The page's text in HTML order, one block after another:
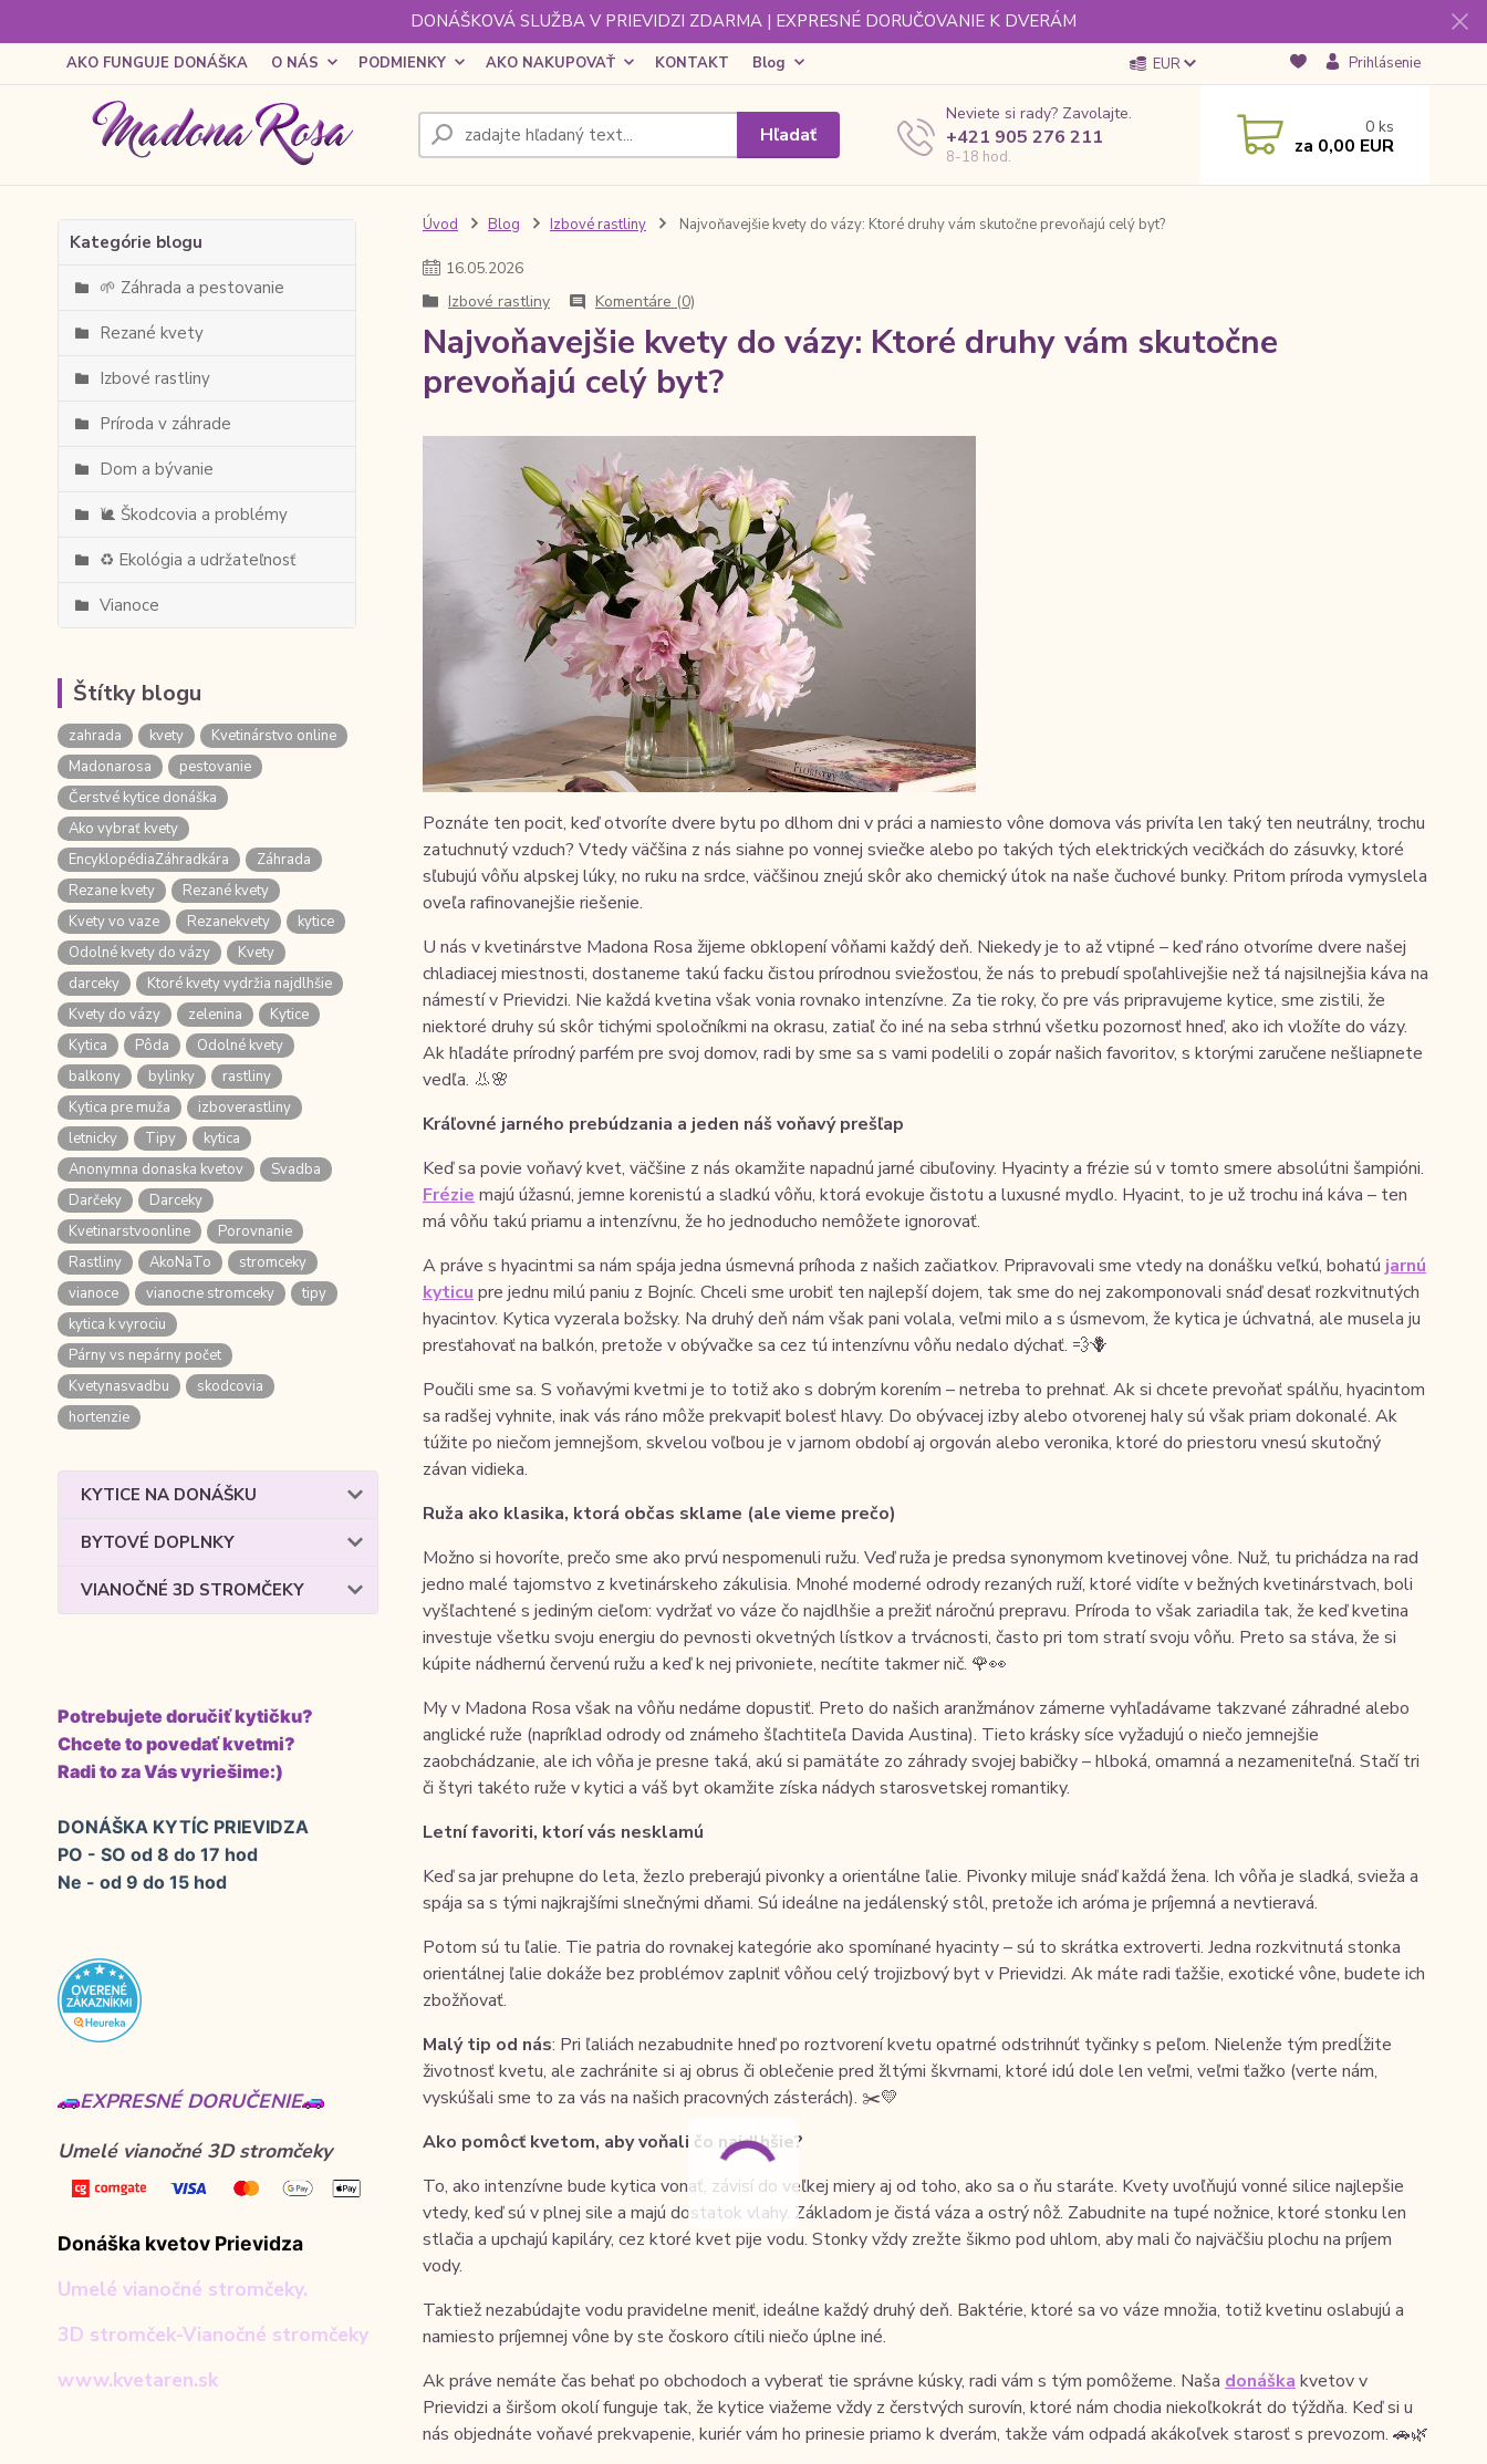
DONÁŠKOVÁ SLUŽBA V PRIEVIDZI ZDARMA | EXPRESNÉ DORUČOVANIE K DVERÁM
AKO FUNGUJE DONÁŠKA O NÁS PODMIENKY AKO NAKUPOVAŤ KONTAKT Blog EUR Prihlásenie
Hľadať
Neviete si rady? Zavolajte.
+421 905 276 211
8-18 hod.
0 ks
za 0,00 EUR
Kategórie blogu
🌱 Záhrada a pestovanie
Rezané kvety
Izbové rastliny
Príroda v záhrade
Dom a bývanie
🐌 Škodcovia a problémy
♻️ Ekológia a udržateľnosť
Vianoce
Štítky blogu
zahrada kvety
Kvetinárstvo online
Madonarosa
pestovanie
Čerstvé kytice donáška
Ako vybrať kvety
EncyklopédiaZáhradkára
Záhrada
Rezane kvety
Rezané kvety
Kvety vo vaze
Rezanekvety
kytice
Odolné kvety do vázy
Kvety
darceky
Ktoré kvety vydržia najdlhšie
Kvety do vázy
zelenina
Kytice
Kytica
Pôda
Odolné kvety
balkony
bylinky
rastliny
Kytica pre muža
izboverastliny
letnicky
Tipy
kytica
Anonymna donaska kvetov
Svadba
Darčeky
Darceky
Kvetinarstvoonline
Porovnanie
Rastliny
AkoNaTo
stromceky
vianoce
vianocne stromceky
tipy
kytica k vyrociu
Párny vs nepárny počet
Kvetynasvadbu
skodcovia
hortenzie
KYTICE NA DONÁŠKU
BYTOVÉ DOPLNKY
VIANOČNÉ 3D STROMČEKY
Potrebujete doručiť kytičku?
Chcete to povedať kvetmi?
Radi to za Vás vyriešime:)
DONÁŠKA KYTÍC PRIEVIDZA
PO - SO od 8 do 17 hod
Ne - od 9 do 15 hod
EXPRESNÉ DORUČENIE
Umelé vianočné 3D stromčeky
Donáška kvetov Prievidza
Umelé vianočné stromčeky.
3D stromček-Vianočné stromčeky
www.kvetaren.sk
Úvod Blog Izbové rastliny Najvoňavejšie kvety do vázy: Ktoré druhy vám skutočne prevoňajú celý byt?
16.05.2026
Izbové rastliny
Komentáre (0)
Najvoňavejšie kvety do vázy: Ktoré druhy vám skutočne
prevoňajú celý byt?
Poznáte ten pocit, keď otvoríte dvere bytu po dlhom dni v práci a namiesto vône domova vás privíta len taký ten neutrálny, trochu
zatuchnutý vzduch? Vtedy väčšina z nás siahne po vonnej sviečke alebo po takých tých elektrických vecičkách do zásuvky, ktoré
sľubujú vôňu alpskej lúky, no ruku na srdce, väčšinou znejú skôr ako chemický útok na naše čuchové bunky. Pritom príroda vymyslela
oveľa rafinovanejšie riešenie.
U nás v kvetinárstve Madona Rosa žijeme obklopení vôňami každý deň. Niekedy je to až vtipné – keď ráno otvoríme dvere našej
chladiacej miestnosti, dostaneme takú facku čistou prírodnou sviežosťou, že nás to prebudí spoľahlivejšie než tá najsilnejšia káva na
námestí v Prievidzi. Nie každá kvetina však vonia rovnako intenzívne. Za tie roky, čo pre vás pripravujeme kytice, sme zistili, že
niektoré druhy sú skôr tichými spoločníkmi na okrasu, zatiaľ čo iné na seba strhnú všetku pozornosť hneď, ako ich vložíte do vázy.
Ak hľadáte prírodný parfém pre svoj domov, radi by sme sa s vami podelili o zopár našich favoritov, s ktorými zaručene nešliapnete
vedľa. 👃🌸
Kráľovné jarného prebúdzania a jeden náš voňavý prešľap
Keď sa povie voňavý kvet, väčšine z nás okamžite napadnú jarné cibuľoviny. Hyacinty a frézie sú v tomto smere absolútni šampióni.
Frézie majú úžasnú, jemne korenistú a sladkú vôňu, ktorá evokuje čistotu a luxusné mydlo. Hyacint, to je už trochu iná káva – ten
má vôňu takú priamu a intenzívnu, že ho jednoducho nemôžete ignorovať.
A práve s hyacintmi sa nám spája jedna úsmevná príhoda z našich začiatkov. Pripravovali sme vtedy na donášku veľkú, bohatú jarnú
kyticu pre jednu milú paniu z Bojníc. Chceli sme urobiť ten najlepší dojem, tak sme do nej zakomponovali snáď desať rozkvitnutých
hyacintov. Kytica vyzerala božsky. Na druhý deň nám však pani volala, veľmi milo a s úsmevom, že kytica je úchvatná, ale musela ju
presťahovať na balkón, pretože v obývačke sa cez tú intenzívnu vôňu nedalo dýchať. 💨🪻
Poučili sme sa. S voňavými kvetmi je to totiž ako s dobrým korením – netreba to prehnať. Ak si chcete prevoňať spálňu, hyacintom
sa radšej vyhnite, inak vás ráno môže prekvapiť bolesť hlavy. Do obývacej izby alebo otvorenej haly sú však priam dokonalé. Ak
túžite po niečom jemnejšom, skvelou voľbou je v jarnom období aj orgován alebo veronika, ktoré do priestoru vnesú skutočný
závan vidieka.
Ruža ako klasika, ktorá občas sklame (ale vieme prečo)
Možno si hovoríte, prečo sme ako prvú nespomenuli ružu. Veď ruža je predsa synonymom kvetinovej vône. Nuž, tu prichádza na rad
jedno malé tajomstvo z kvetinárskeho zákulisia. Mnohé moderné odrody rezaných ruží, ktoré vidíte v bežných kvetinárstvach, boli
vyšľachtené s jediným cieľom: vydržať vo váze čo najdlhšie a prežiť náročnú prepravu. Príroda to však zariadila tak, že keď kvetina
investuje všetku svoju energiu do pevnosti okvetných lístkov a trvácnosti, často pri tom stratí svoju vôňu. Preto sa stáva, že si
kúpite nádhernú červenú ružu a keď k nej privoniete, necítite takmer nič. 🌹👀
My v Madona Rosa však na vôňu nedáme dopustiť. Preto do našich aranžmánov zámerne vyhľadávame takzvané záhradné alebo
anglické ruže (napríklad odrody od známeho šľachtiteľa Davida Austina). Tieto krásky síce vyžadujú o niečo jemnejšie
zaobchádzanie, ale ich vôňa je presne taká, akú si pamätáte zo záhrady svojej babičky – hlboká, omamná a nezameniteľná. Stačí tri
či štyri takéto ruže v kytici a váš byt okamžite získa nádych starosvetskej romantiky.
Letní favoriti, ktorí vás nesklamú
Keď sa jar prehupne do leta, žezlo preberajú pivonky a orientálne ľalie. Pivonky miluje snáď každá žena. Ich vôňa je sladká, svieža a
spája sa s tými najkrajšími slnečnými dňami. Sú ideálne na jedálenský stôl, pretože ich aróma je príjemná a nevtieravá.
Potom sú tu ľalie. Tie patria do rovnakej kategórie ako spomínané hyacinty – sú to skrátka extroverti. Jedna rozkvitnutá stonka
orientálnej ľalie dokáže bez problémov zaplniť vôňou celý trojizbový byt v Prievidzi. Ak máte radi ťažšie, exotické vône, budete ich
zbožňovať.
Malý tip od nás: Pri ľaliách nezabudnite hneď po roztvorení kvetu opatrné odstrihnúť tyčinky s peľom. Nielenže tým predĺžite
životnosť kvetu, ale zachránite si aj obrus či oblečenie pred žltými škvrnami, ktoré idú dole len veľmi, veľmi ťažko (verte nám,
vyskúšali sme to za vás na našich pracovných zásterách). ✂️💛
Ako pomôcť kvetom, aby voňali čo najdlhšie?
To, ako intenzívne bude kytica vonať, závisí do veľkej miery aj od toho, ako sa o ňu staráte. Kvety uvoľňujú vonné silice najlepšie
vtedy, keď sú v plnej sile a majú dostatok vlahy. Základom je čistá váza a ostrý nôž. Zabudnite na tupé nožnice, ktoré stonku len
stlačia a upchajú kapiláry, cez ktoré kvet pije vodu. Stonky vždy zrežte šikmo pod uhlom, aby mali čo najväčšiu plochu na príjem
vody.
Taktiež nezabúdajte vodu pravidelne meniť, ideálne každý druhý deň. Baktérie, ktoré sa vo váze množia, totiž kvetinu oslabujú a
namiesto príjemnej vône by ste čoskoro cítili niečo úplne iné.
Ak práve nemáte čas behať po obchodoch a vyberať tie správne kúsky, radi vám s tým pomôžeme. Naša donáška kvetov v
Prievidzi a širšom okolí funguje tak, že kytice viažeme vždy z čerstvých surovín, ktoré nám chodia niekoľkokrát do týždňa. Keď si u
nás objednáte voňavé prekvapenie, kuriér vám ho prinesie priamo k dverám, takže vám odpadá akákoľvek starosť s prevozom. 🚗🌿